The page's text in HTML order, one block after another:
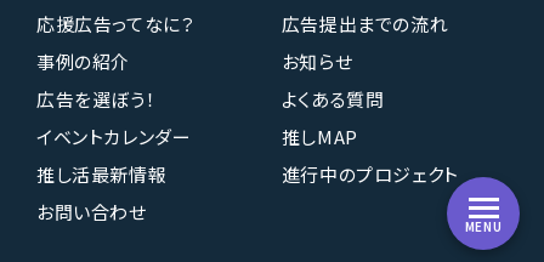
MENU
応援広告ってなに？
広告提出までの流れ
事例の紹介
お知らせ
広告を選ぼう！
よくある質問
イベントカレンダー
推しMAP
推し活最新情報
進行中のプロジェクト
お問い合わせ